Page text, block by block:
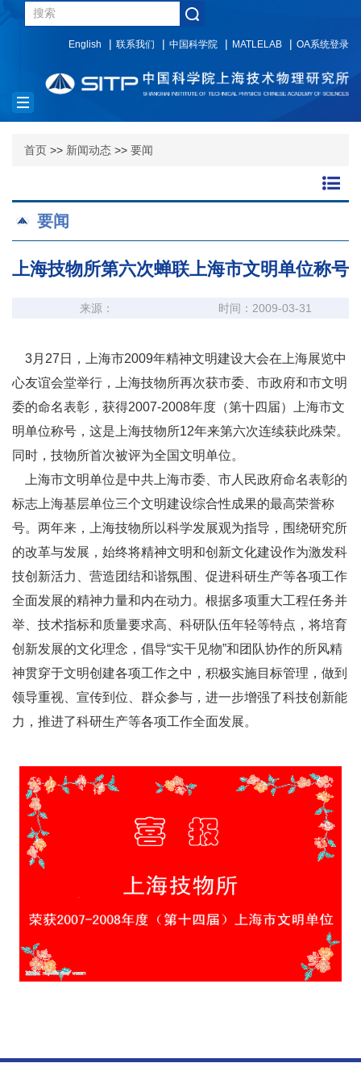
English 联系我们 中国科学院 MATLELAB OA系统登录
Toggle
navigation
首页 >> 新闻动态 >> 要闻
要闻
上海技物所第六次蝉联上海市文明单位称号
来源： 时间：2009-03-31
3月27日，上海市2009年精神文明建设大会在上海展览中
心友谊会堂举行，上海技物所再次获市委、市政府和市文明
委的命名表彰，获得2007-2008年度（第十四届）上海市文
明单位称号，这是上海技物所12年来第六次连续获此殊荣。
同时，技物所首次被评为全国文明单位。
上海市文明单位是中共上海市委、市人民政府命名表彰的
标志上海基层单位三个文明建设综合性成果的最高荣誉称
号。两年来，上海技物所以科学发展观为指导，围绕研究所
的改革与发展，始终将精神文明和创新文化建设作为激发科
技创新活力、营造团结和谐氛围、促进科研生产等各项工作
全面发展的精神力量和内在动力。根据多项重大工程任务并
举、技术指标和质量要求高、科研队伍年轻等特点，将培育
创新发展的文化理念，倡导“实干见物”和团队协作的所风精
神贯穿于文明创建各项工作之中，积极实施目标管理，做到
领导重视、宣传到位、群众参与，进一步增强了科技创新能
力，推进了科研生产等各项工作全面发展。